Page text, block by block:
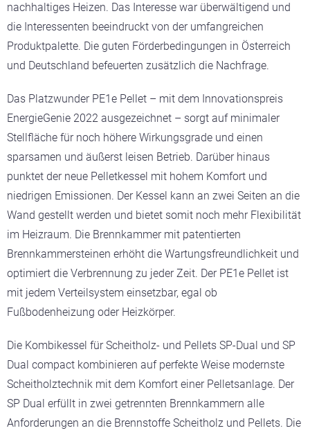
nachhaltiges Heizen. Das Interesse war überwältigend und
die Interessenten beeindruckt von der umfangreichen
Produktpalette. Die guten Förderbedingungen in Österreich
und Deutschland befeuerten zusätzlich die Nachfrage.
Das Platzwunder PE1e Pellet – mit dem Innovationspreis
EnergieGenie 2022 ausgezeichnet – sorgt auf minimaler
Stellfläche für noch höhere Wirkungsgrade und einen
sparsamen und äußerst leisen Betrieb. Darüber hinaus
punktet der neue Pelletkessel mit hohem Komfort und
niedrigen Emissionen. Der Kessel kann an zwei Seiten an die
Wand gestellt werden und bietet somit noch mehr Flexibilität
im Heizraum. Die Brennkammer mit patentierten
Brennkammersteinen erhöht die Wartungsfreundlichkeit und
optimiert die Verbrennung zu jeder Zeit. Der PE1e Pellet ist
mit jedem Verteilsystem einsetzbar, egal ob
Fußbodenheizung oder Heizkörper.
Die Kombikessel für Scheitholz- und Pellets SP-Dual und SP
Dual compact kombinieren auf perfekte Weise modernste
Scheitholztechnik mit dem Komfort einer Pelletsanlage. Der
SP Dual erfüllt in zwei getrennten Brennkammern alle
Anforderungen an die Brennstoffe Scheitholz und Pellets. Die